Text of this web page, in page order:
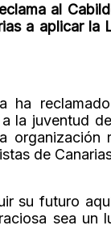
al
a aplicar
ha
la juventud
de
su futuro
sea un